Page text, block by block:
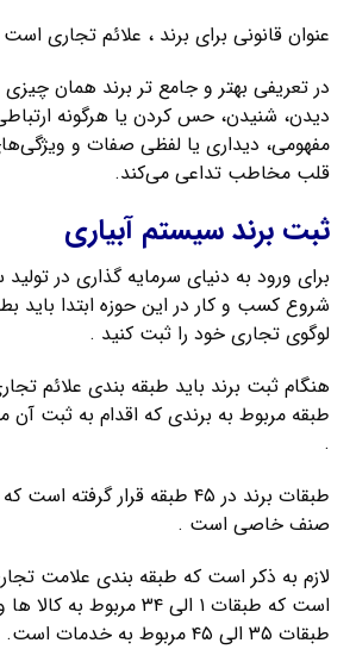
عنوان قانونی برای برند ، علائم تجاری
در تعریفی بهتر و جامع تر برند همان
دیدن، شنیدن، حس کردن یا هرگونه
مفهومی، دیداری یا لفظی صفات و
قلب مخاطب تداعی می‌کند.
ثبت برند سیستم آبیاری
برای ورود به دنیای سرمایه گذاری در
شروع کسب و کار در این حوزه ابتدا باید
لوگوی تجاری خود را ثبت کنید .
هنگام ثبت برند باید طبقه بندی علائم
طبقه مربوط به برندی که اقدام به ثبت
.
طبقات برند در ۴۵ طبقه قرار
صنف خاصی است .
لازم به ذکر است که طبقه بندی علامت
است که طبقات ۱ الی ۳۴
طبقات ۳۵ الی ۴۵ مربوط به خدمات است.